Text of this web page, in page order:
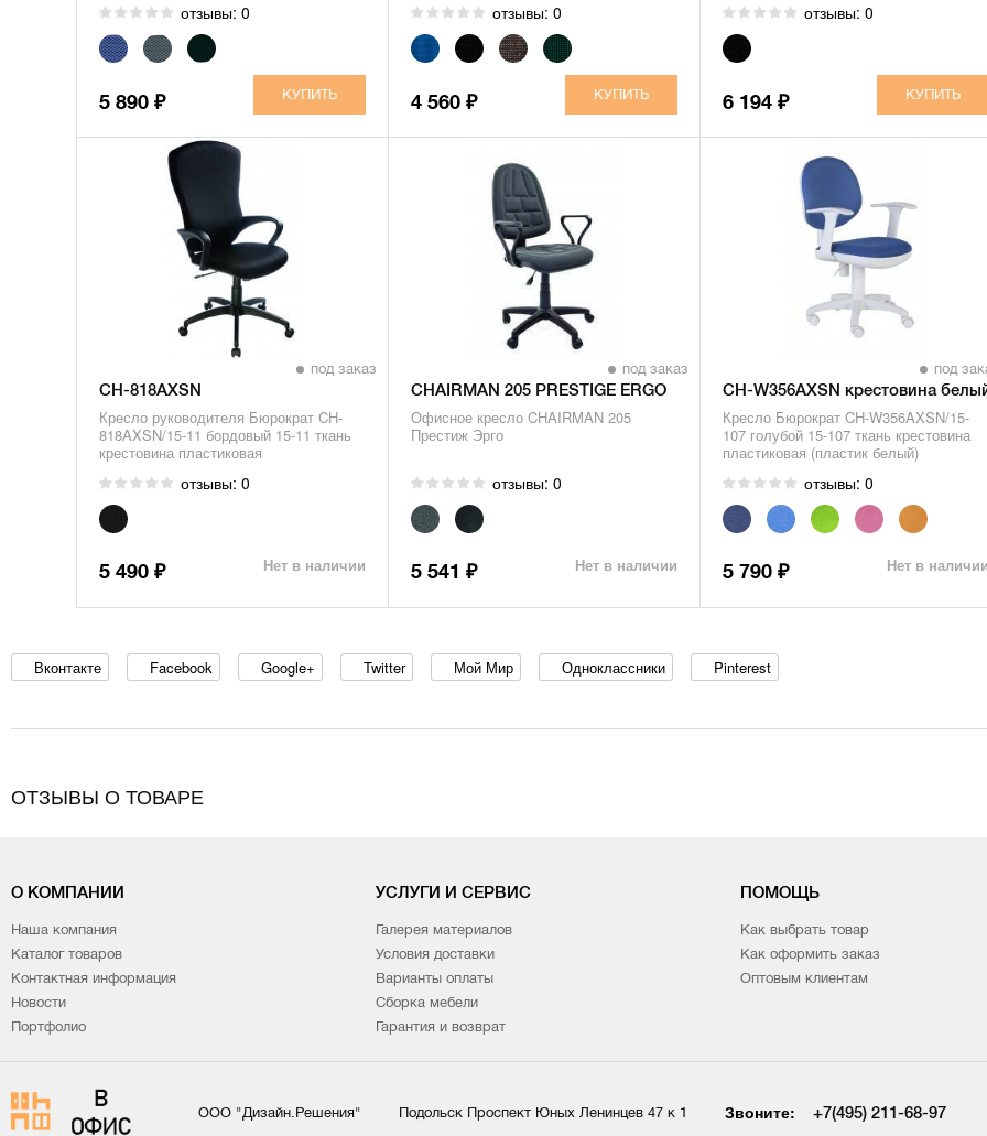
отзывы: 0
5 890 ₽
отзывы: 0
4 560 ₽
отзывы: 0
6 194 ₽
под заказ
CH-818AXSN
Кресло руководителя Бюрократ CH-
818AXSN/15-11 бордовый 15-11 ткань
крестовина пластиковая
отзывы: 0
5 490 ₽ Нет в наличии
под заказ
CHAIRMAN 205 PRESTIGE ERGO
Офисное кресло CHAIRMAN 205
Престиж Эрго
отзывы: 0
5 541 ₽ Нет в наличии
под
CH-W356AXSN крестовина
Кресло Бюрократ CH-W356AXSN/15-
107 голубой 15-107 ткань крестовина
пластиковая (пластик белый)
отзывы: 0
5 790 ₽ Нет в
Вконтакте Facebook Google+ Twitter Мой Мир Одноклассники Pinterest
ОТЗЫВЫ О ТОВАРЕ
О КОМПАНИИ
Наша компания
Каталог товаров
Контактная информация
Новости
Портфолио
УСЛУГИ И СЕРВИС
Галерея материалов
Условия доставки
Варианты оплаты
Сборка мебели
Гарантия и возврат
ПОМОЩЬ
Как выбрать товар
Как оформить заказ
Оптовым клиентам
ООО "Дизайн.Решения" Подольск Проспект Юных Ленинцев 47 к 1 Звоните: +7(495) 211-68-97